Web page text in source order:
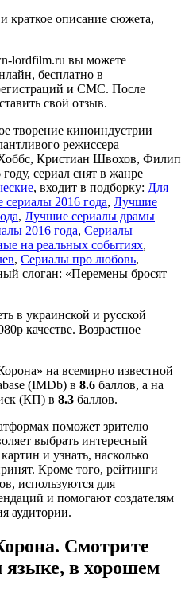
краткое описание сюжета,
lordfilm.ru вы можете
бесплатно в
и СМС. После
свой отзыв.
творение киноиндустрии
режиссера
Кристиан Швохов, Филип
сериал снят в жанре
, входит в подборку: Для
2016 года, Лучшие
, Лучшие сериалы драмы
2016 года, Сериалы
на реальных событиях,
, Сериалы про любовь,
слоган: «Перемены бросят
в украинской и русской
качестве. Возрастное
на всемирно известной
(IMDb) в 8.6 баллов, а на
(КП) в 8.3 баллов.
поможет зрителю
выбрать интересный
и узнать, насколько
Кроме того, рейтинги
используются для
и помогают создателям
аудитории.
Смотрите
языке, в хорошем